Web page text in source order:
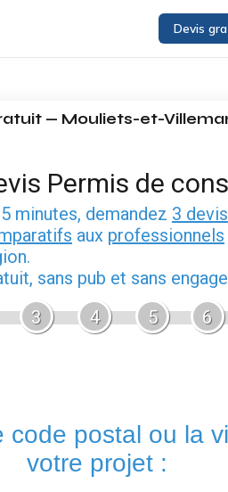
Devis
— Mouliets-et-
Permis de
5 minutes, demandez 3 devis
aux professionnels
sans pub et sans
3 4 5 6
code postal ou la
votre projet :